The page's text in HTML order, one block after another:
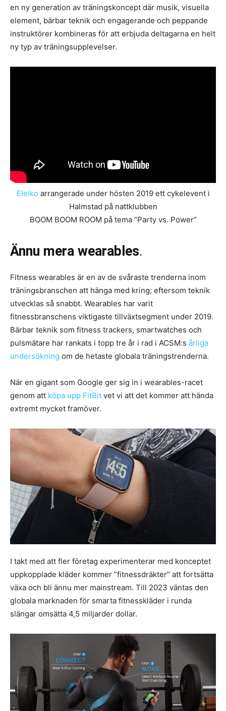
en ny generation av träningskoncept där musik, visuella
element, bärbar teknik och engagerande och peppande
instruktörer kombineras för att erbjuda deltagarna en helt
ny typ av träningsupplevelser.
Eleiko arrangerade under hösten 2019 ett cykelevent i
Halmstad på nattklubben
BOOM BOOM ROOM på tema ”Party vs. Power”
Ännu mera wearables.
Fitness wearables är en av de svåraste trenderna inom
träningsbranschen att hänga med kring; eftersom teknik
utvecklas så snabbt. Wearables har varit
fitnessbranschens viktigaste tillväxtsegment under 2019.
Bärbar teknik som fitness trackers, smartwatches och
pulsmätare har rankats i topp tre år i rad i ACSM:s årliga
undersökning om de hetaste globala träningstrenderna.
När en gigant som Google ger sig in i wearables-racet
genom att köpa upp FitBit vet vi att det kommer att hända
extremt mycket framöver.
I takt med att fler företag experimenterar med konceptet
uppkopplade kläder kommer ”fitnessdräkter” att fortsätta
växa och bli ännu mer mainstream. Till 2023 väntas den
globala marknaden för smarta fitnesskläder i runda
slängar omsätta 4,5 miljarder dollar.